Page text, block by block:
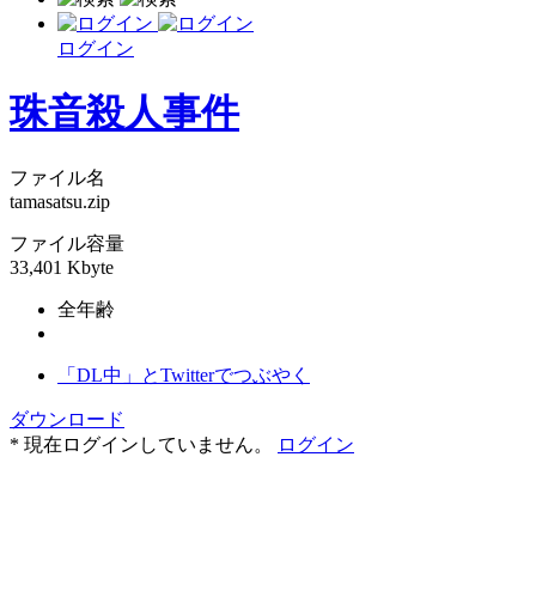
ログイン
珠音殺人事件
ファイル名
tamasatsu.zip
ファイル容量
33,401 Kbyte
全年齢
「DL中」とTwitterでつぶやく
ダウンロード
* 現在ログインしていません。
ログイン